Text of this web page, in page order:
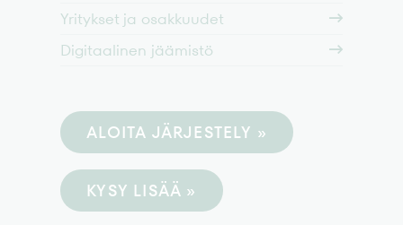
Yritykset ja osakkuudet
Digitaalinen jäämistö
ALOITA JÄRJESTELY »
KYSY LISÄÄ »